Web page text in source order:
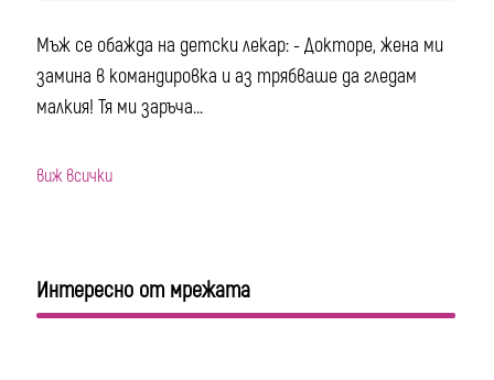
Мъж се обажда на детски лекар: - Докторе, жена ми
замина в командировка и аз трябваше да гледам
малкия! Тя ми заръча...
виж всички
Интересно от мрежата